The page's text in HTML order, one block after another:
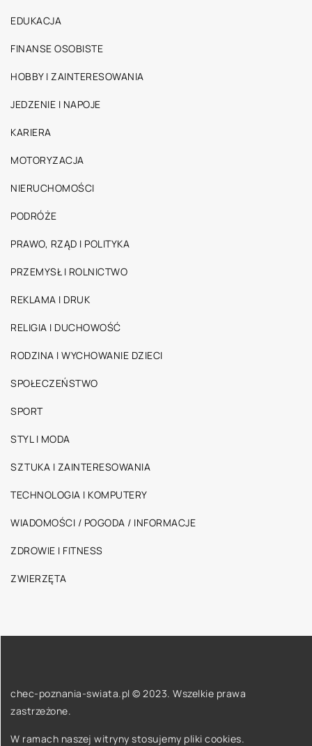
EDUKACJA
FINANSE OSOBISTE
HOBBY I ZAINTERESOWANIA
JEDZENIE I NAPOJE
KARIERA
MOTORYZACJA
NIERUCHOMOŚCI
PODRÓŻE
PRAWO, RZĄD I POLITYKA
PRZEMYSŁ I ROLNICTWO
REKLAMA I DRUK
RELIGIA I DUCHOWOŚĆ
RODZINA I WYCHOWANIE DZIECI
SPOŁECZEŃSTWO
SPORT
STYL I MODA
SZTUKA I ZAINTERESOWANIA
TECHNOLOGIA I KOMPUTERY
WIADOMOŚCI / POGODA / INFORMACJE
ZDROWIE I FITNESS
ZWIERZĘTA
chec-poznania-swiata.pl © 2023. Wszelkie prawa
zastrzeżone.
W ramach naszej witryny stosujemy pliki cookies.